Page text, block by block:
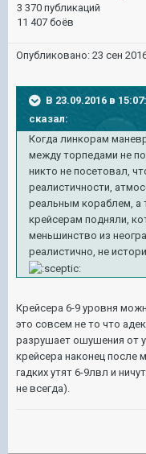
3 370 публикаций
11 407 боёв
Опубликовано: 23 сен
В 23.09.2016 в
сказал:
Когда линкорам
между торпедами не
никто не посетовал,
реалистичности,
реальным кораблем, а
крейсерам подняли,
меньшинство из
реалистично, не
Крейсера 6-9 уровня
это совсем не то что
разрушает ошушения от
крейсера наконец после
гадких утят 6-9лвл и
не всегда).